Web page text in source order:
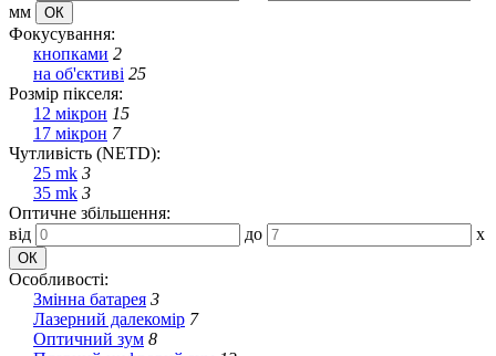
мм
Фокусування:
кнопками 2
на об'єктиві 25
Розмір пікселя:
12 мікрон 15
17 мікрон 7
Чутливість (NETD):
25 mk 3
35 mk 3
Оптичне збільшення:
від
до x
Особливості:
Змінна батарея 3
Лазерний далекомір 7
Оптичний зум 8